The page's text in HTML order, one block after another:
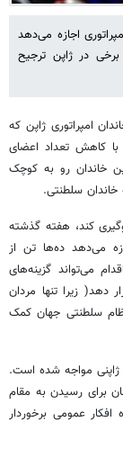
اجازه می‌دهد
برخی در ژاپن ترجیح
امپراتوری ژاپن که
کاهش تعداد اعضای
خاندان رو به کوچک
سلطنتی.
کند، هفته گذشته
می‌دهد ده‌ها تن از
می‌تواند گزینه‌های
دهد( زیرا تنها مردان
سلطنتی جهان کمک
ژاپنی مواجه شده است.
برای رسیدن به مقام
عمومی برخوردار